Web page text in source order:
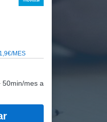
MES
50min/mes a